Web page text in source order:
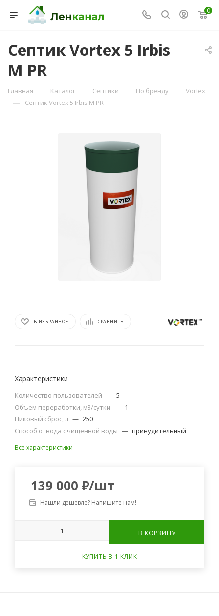
0
Септик Vortex 5 Irbis
M PR
Главная — Каталог — Септики — По бренду — Vortex
— Септик Vortex 5 Irbis M PR
В ИЗБРАННОЕ СРАВНИТЬ
Характеристики
Количество пользователей — 5
Объем переработки, м3/сутки — 1
Пиковый сброс, л — 250
Способ отвода очищенной воды — принудительный
Все характеристики
139 000 ₽/шт
Нашли дешевле? Напишите нам!
В КОРЗИНУ
КУПИТЬ В 1 КЛИК
Консультант Ленканал
Онлайн — отвечаем моментально